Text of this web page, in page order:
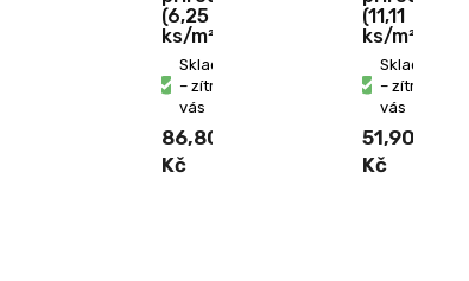
(6,25
ks/m²)
Skladem
– zítra u
vás
86,80
Kč
(11,11
ks/m²)
Skladem
– zítra u
vás
51,90
Kč